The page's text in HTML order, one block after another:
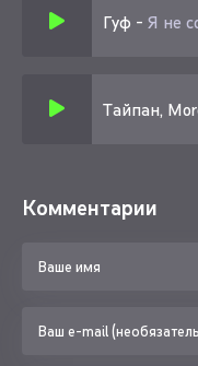
Гуф - Я не советую
Тайпан,
Комментарии